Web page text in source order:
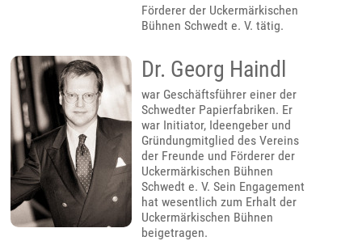
Förderer der Uckermärkischen
Bühnen Schwedt e. V. tätig.
Dr. Georg Haindl
war Geschäftsführer einer der
Schwedter Papierfabriken. Er
war Initiator, Ideengeber und
Gründungmitglied des Vereins
der Freunde und Förderer der
Uckermärkischen Bühnen
Schwedt e. V. Sein Engagement
hat wesentlich zum Erhalt der
Uckermärkischen Bühnen
beigetragen.